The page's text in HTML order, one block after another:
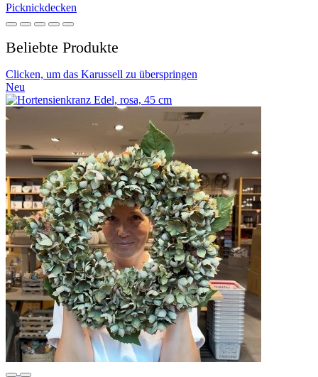
Picknickdecken
Beliebte Produkte
Clicken, um das Karussell zu überspringen
Neu